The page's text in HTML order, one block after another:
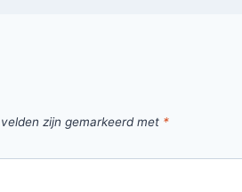
zijn gemarkeerd met *